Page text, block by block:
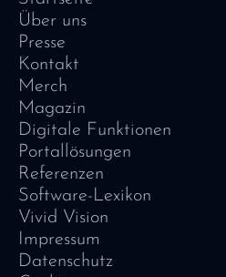
Über uns
Presse
Kontakt
Merch
Magazin
Digitale Funktionen
Portallösungen
Referenzen
Software-Lexikon
Vivid Vision
Impressum
Datenschutz